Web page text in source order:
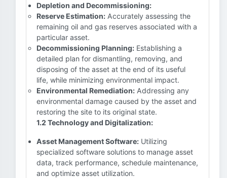
Depletion and Decommissioning:
Reserve Estimation: Accurately assessing the
remaining oil and gas reserves associated with a
particular asset.
Decommissioning Planning: Establishing a
detailed plan for dismantling, removing, and
disposing of the asset at the end of its useful
life, while minimizing environmental impact.
Environmental Remediation: Addressing any
environmental damage caused by the asset and
restoring the site to its original state.
1.2 Technology and Digitalization:
Asset Management Software: Utilizing
specialized software solutions to manage asset
data, track performance, schedule maintenance,
and optimize asset utilization.